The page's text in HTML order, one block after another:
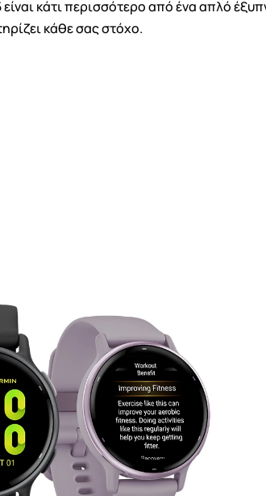
κάτι περισσότερο από ένα απλό
κάθε σας στόχο.
×